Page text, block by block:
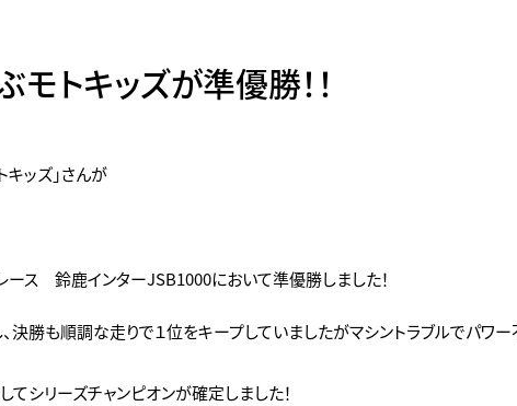
トキッズが準優勝！！
ッズ」さんが
ス 鈴鹿インターJSB1000において準優勝しました！
決勝も順調な走りで１位をキープしていましたがマシントラブルでパワ
シリーズチャンピオンが確定しました！